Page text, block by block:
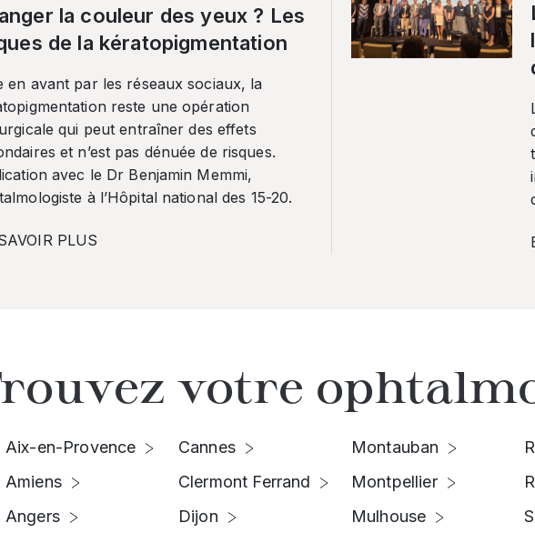
la couleur des yeux ? Les
de la kératopigmentation
en avant par les réseaux sociaux, la
reste une opération
qui peut entraîner des effets
et n’est pas dénuée de risques.
avec le Dr Benjamin Memmi,
à l’Hôpital national des 15-20.
PLUS
votre
Aix-en-Provence
Amiens
Angers
Cannes
Clermont Ferrand
Dijon
Montauban
Montpellier
Mulhouse